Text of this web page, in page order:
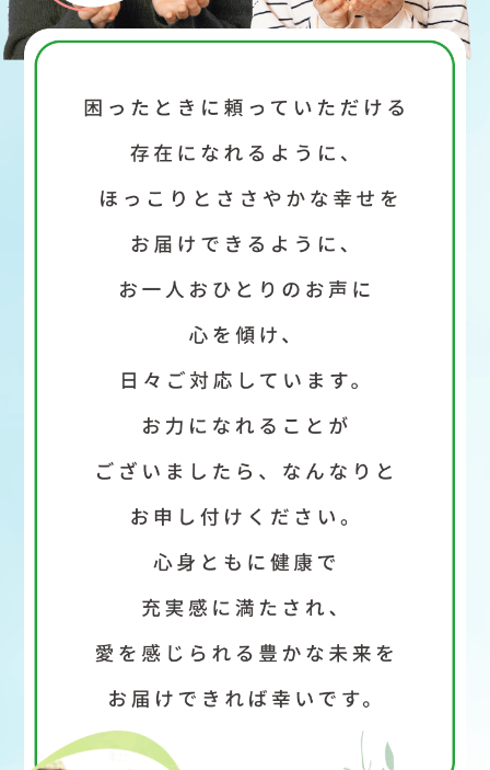
させていただいた後、 早急にお客様のご要望に回
答すべく最善を尽くします。また、何らかの理由
当社への個人情報の提供については本人の任意で
よっては、 『個人情報の利用目的』に記載した業
「開示等のご請求」「苦情・お問い合わせ」「個
窓口にお願いします。
―個人情報に関するお問い合わせ先―
〒810-0023 福岡市中央区警固2-12-23 ココシス
さくらフォレスト株式会社 「個人情報窓口」
TEL：0120-842-555
FAX：0120-842-366
営業時間：【平日】9:00〜18:00 【休日】土日祝
さらに詳しい情報については、当社の個人情報保
護方針をご確認ください。